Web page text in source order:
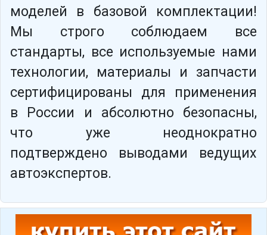
моделей в базовой комплектации!
Мы строго соблюдаем все
стандарты, все используемые нами
технологии, материалы и запчасти
сертифицированы для применения
в России и абсолютно безопасны,
что уже неоднократно
подтверждено выводами ведущих
автоэкспертов.